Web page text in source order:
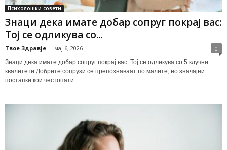
Психолошки совети
Знаци дека имате добар сопруг покрај вас:
Тој се одликува со...
Твое Здравје - мај 6, 2026 0
Знаци дека имате добар сопруг покрај вас: Тој се одликува со 5 клучни
квалитети Добрите сопрузи се препознаваат по малите, но значајни
постапки кои честопати...